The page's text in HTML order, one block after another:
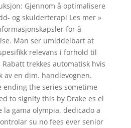
Gjennom å optimalisere
og skulderterapi Les mer »
for å
Man ser umiddelbart at
relevans i forhold til
trekkes automatisk hvis
av en dim. handlevognen.
the series sometime
to signify this by Drake es el
la gama olympia, dedicado a
su no fees ever senior